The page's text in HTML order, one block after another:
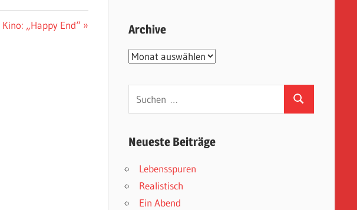
Nächster
Kino: „Happy End“ Archive
Archive
Suchen
Neueste Beiträge
Lebensspuren
Realistisch
Ein Abend